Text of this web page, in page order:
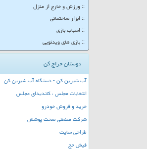
:: ورزش و خارج از منزل
:: ابزار ساختمانی
:: اسباب بازی
:: بازی های ویدئویی
دوستان حراج کن
آب شیرین کن - دستگاه آب شیرین کن
انتخابات مجلس ، کاندیدای مجلس
خرید و فروش خودرو
شرکت صنعتی سخت پوشش
طراحی سایت
فیش حج